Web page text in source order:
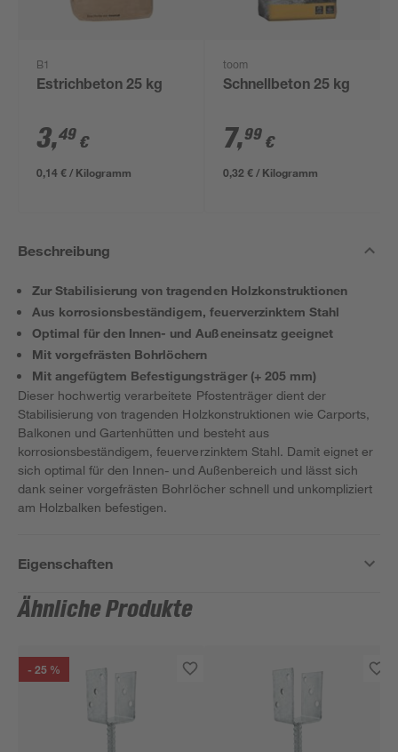
B1
Estrichbeton 25 kg
3,49 €
0,14 € / Kilogramm
toom
Schnellbeton 25 kg
7,99 €
0,32 € / Kilogramm
Beschreibung
Zur Stabilisierung von tragenden Holzkonstruktionen
Aus korrosionsbeständigem, feuerverzinktem Stahl
Optimal für den Innen- und Außeneinsatz geeignet
Mit vorgefrästen Bohrlöchern
Mit angefügtem Befestigungsträger (+ 205 mm)
Dieser hochwertig verarbeitete Pfostenträger dient der
Stabilisierung von tragenden Holzkonstruktionen wie Carports,
Balkonen und Gartenhütten und besteht aus
korrosionsbeständigem, feuerverzinktem Stahl. Damit eignet er
sich optimal für den Innen- und Außenbereich und lässt sich
dank seiner vorgefrästen Bohrlöcher schnell und unkompliziert
am Holzbalken befestigen.
Eigenschaften
Ähnliche Produkte
- 25 %